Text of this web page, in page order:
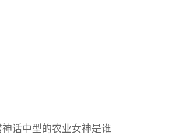
话中型的农业女神是谁